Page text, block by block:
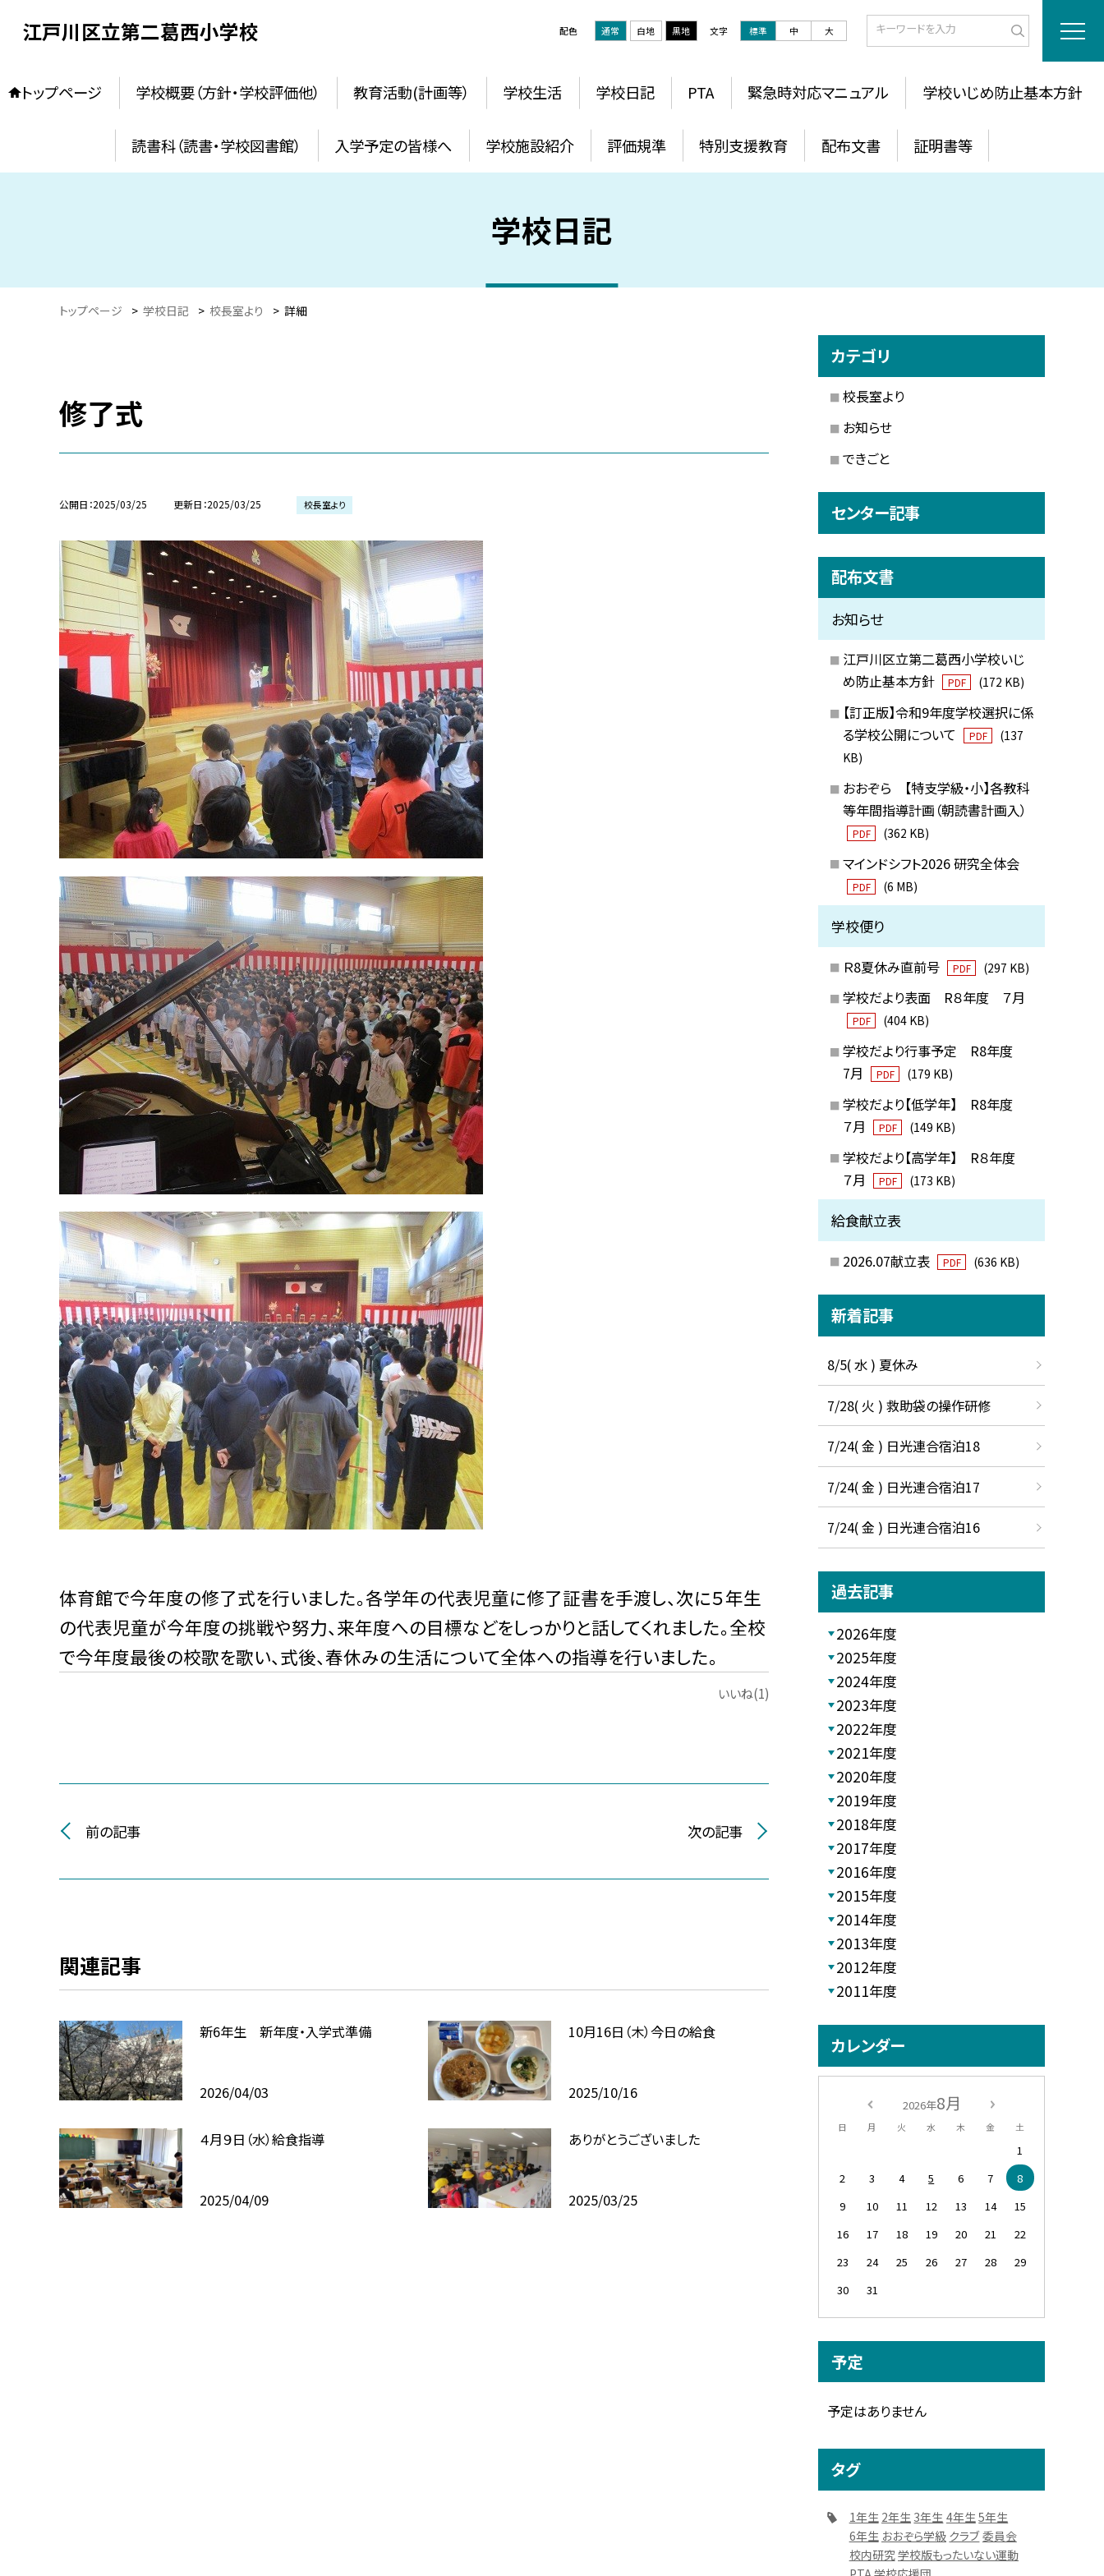
江戸川区立第二葛西小学校 配色 通常 白地 黒地 文字 標準 中 大
トップページ 学校概要（方針・学校評価他） 教育活動(計画等） 学校生活 学校日記 PTA 緊急時対応マニュアル 学校いじめ防止基本方針
読書科（読書・学校図書館） 入学予定の皆様へ 学校施設紹介 評価規準 特別支援教育 配布文書 証明書等
学校日記
トップページ > 学校日記 > 校長室より > 詳細
修了式
公開日 2025/03/25 更新日 2025/03/25 校長室より
体育館で今年度の修了式を行いました。各学年の代表児童に修了証書を手渡し、次に５年生
の代表児童が今年度の挑戦や努力、来年度への目標などをしっかりと話してくれました。全校
で今年度最後の校歌を歌い、式後、春休みの生活について全体への指導を行いました。
いいね(1)
前の記事 次の記事
関連記事
新6年生 新年度・入学式準備
2026/04/03
10月16日（木）今日の給食
2025/10/16
４月９日（水）給食指導
2025/04/09
ありがとうございました
2025/03/25
カテゴリ
校長室より
お知らせ
できごと
センター記事
配布文書
お知らせ
江戸川区立第二葛西小学校いじ
め防止基本方針
PDF (172 KB)
【訂正版】令和9年度学校選択に係
る学校公開について
PDF
(137
KB)
おおぞら 【特支学級・小】各教科
等年間指導計画（朝読書計画入）
PDF (362 KB)
マインドシフト2026 研究全体会
PDF (6 MB)
学校便り
Ｒ8夏休み直前号 PDF (297 KB)
学校だより表面 R８年度 ７月
PDF (404 KB)
学校だより行事予定 R8年度
7月
PDF (179 KB)
学校だより【低学年】 R8年度
７月
PDF (149 KB)
学校だより【高学年】 R８年度
７月
PDF (173 KB)
給食献立表
2026.07献立表 PDF (636 KB)
新着記事
8/5( 水 ) 夏休み
7/28( 火 ) 救助袋の操作研修
7/24( 金 ) 日光連合宿泊18
7/24( 金 ) 日光連合宿泊17
7/24( 金 ) 日光連合宿泊16
過去記事
2026年度
2025年度
2024年度
2023年度
2022年度
2021年度
2020年度
2019年度
2018年度
2017年度
2016年度
2015年度
2014年度
2013年度
2012年度
2011年度
カレンダー
2026年8月
日 月 火 水 木 金 土
1
2
3 4 5 6 7
8
9
10 11 12 13 14
15
16
17 18 19 20 21
22
23
24 25 26 27 28
29
30
31
予定
予定はありません
タグ
1年生 2年生 3年生 4年生5年生
6年生 おおぞら学級 クラブ委員会
校内研究学校版もったいない運動